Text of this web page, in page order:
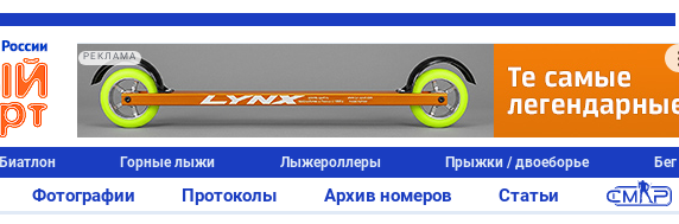
РЕКЛАМА
Биатлон Горные лыжи Лыжероллеры Прыжки / двоеборье Бег
Фотографии Протоколы Архив номеров Статьи